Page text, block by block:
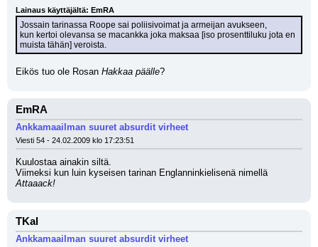
Lainaus käyttäjältä: EmRA
Jossain tarinassa Roope sai poliisivoimat ja armeijan avukseen,
kun kertoi olevansa se macankka joka maksaa [iso prosenttiluku jota en
muista tähän] veroista.
Eikös tuo ole Rosan Hakkaa päälle?
EmRA
Ankkamaailman suuret absurdit virheet
Viesti 54 - 24.02.2009 klo 17:23:51
Kuulostaa ainakin siltä.
Viimeksi kun luin kyseisen tarinan Englanninkielisenä nimellä
Attaaack!
TKal
Ankkamaailman suuret absurdit virheet